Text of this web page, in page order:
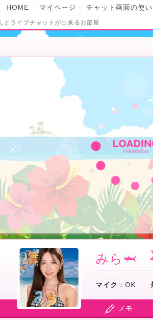
HOME マイページ チャット画面の使
とライブチャットが出来るお部屋
みら🦈
マイク ： OK
メモ